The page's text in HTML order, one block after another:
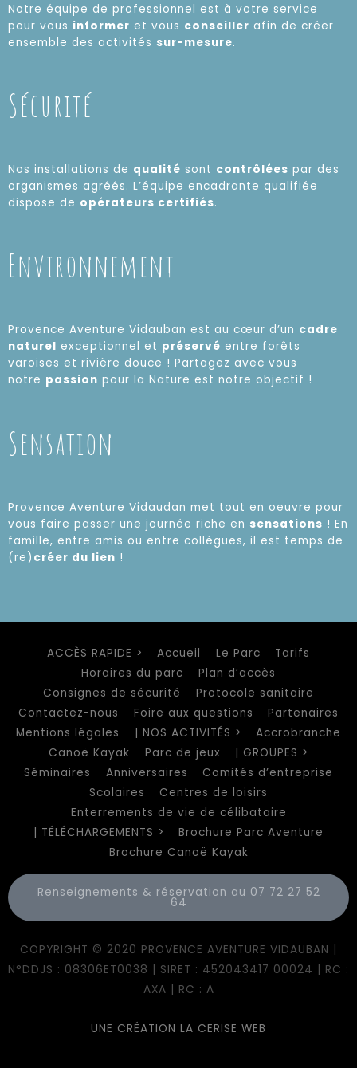
Notre équipe de professionnel est à votre service
pour vous informer et vous conseiller afin de créer
ensemble des activités sur-mesure.
Sécurité
Nos installations de qualité sont contrôlées par des
organismes agréés. L’équipe encadrante qualifiée
dispose de opérateurs certifiés.
Environnement
Provence Aventure Vidauban est au cœur d’un cadre
naturel exceptionnel et préservé entre forêts
varoises et rivière douce ! Partagez avec vous
notre passion pour la Nature est notre objectif !
Sensation
Provence Aventure Vidaudan met tout en oeuvre pour
vous faire passer une journée riche en sensations ! En
famille, entre amis ou entre collègues, il est temps de
(re) créer du lien !
ACCÈS RAPIDE > Accueil Le Parc
Tarifs
Horaires du parc
Plan d’accès
Consignes de sécurité
Protocole sanitaire
Contactez-nous
Foire aux questions
Partenaires
Mentions légales
| NOS ACTIVITÉS >
Accrobranche
Canoë Kayak
Parc de jeux
| GROUPES >
Séminaires
Anniversaires
Comités d’entreprise
Scolaires
Centres de loisirs
Enterrements de vie de célibataire
| TÉLÉCHARGEMENTS >
Brochure Parc Aventure
Brochure Canoë Kayak
Renseignements & réservation au 07 72 27 52
64
COPYRIGHT © 2020 PROVENCE AVENTURE VIDAUBAN |
N°DDJS : 08306ET0038 | SIRET : 452043417 00024 | RC :
AXA | RC : A
UNE CRÉATION LA CERISE WEB